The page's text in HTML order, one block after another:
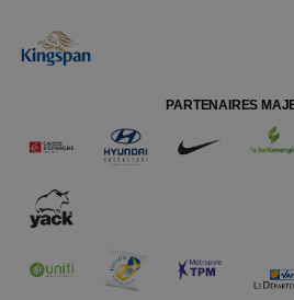
PARTENAIRES